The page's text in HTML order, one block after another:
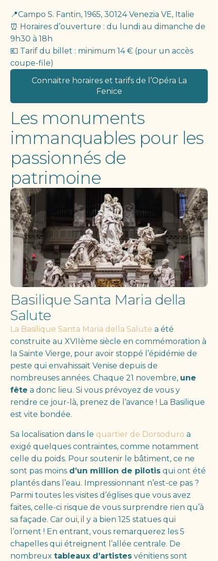
📍Campo S. Fantin, 1965, 30124 Venezia VE, Italie
⏰ Horaires d’ouverture : du lundi au dimanche de
9h30 à 18h
💶 Tarif du billet : minimum 14 € (pour un accès
coupe-file)
Connaitre horaires et tarifs de l’Opéra La
Fenice
Les monuments
immanquables pour les
passionnés de
patrimoine
Basilique Santa Maria della
Salute
La Basilique Santa Maria della Salute a été
construite au XVIIème siècle en commémoration à
la Sainte Vierge, pour avoir stoppé l’épidémie de
peste qui envahissait Venise depuis de
nombreuses années. Chaque 21 novembre, une
fête a donc lieu. Si vous prévoyez de vous y
rendre ce jour-là, prenez de l’avance ! La Basilique
est vite bondée.
Sa localisation dans le quartier de Dorsoduro a
exigé quelques contraintes, comme notamment
celle du poids. Pour soutenir le bâtiment, ce ne
sont pas moins d’un million de pilotisqui ont été
plantés dans l’eau. Impressionnant n’est-ce pas ?
Parmi toutes les visites d’églises que vous avez
faites, celle-ci risque de vous surprendre rien qu’à
sa façade. Car oui, il y a bien 125 statues qui
l’ornent ! En entrant, vous remarquerez les 5
chapelles qui étreignent l’allée centrale. De
nombreux tableaux d’artistesvénitiens sont